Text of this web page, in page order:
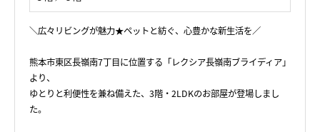
＼広々リビングが魅力★ペットと紡ぐ、心豊かな新生活を／
熊本市東区長嶺南7丁目に位置する「レクシア長嶺南ブライディア」
より、
ゆとりと利便性を兼ね備えた、3階・2LDKのお部屋が登場しまし
た。